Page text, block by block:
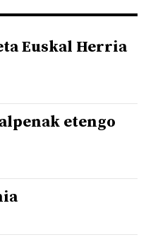
Euskal Herria
etengo